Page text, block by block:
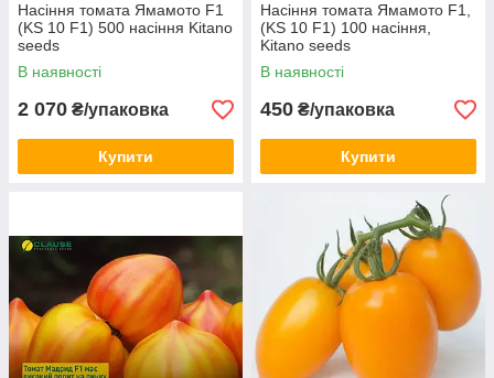
Насіння томата Ямамото F1
(KS 10 F1) 500 насіння Kitano
seeds
В наявності
2 070 ₴/упаковка
Купити
Насіння томата Ямамото F1,
(KS 10 F1) 100 насіння,
Kitano seeds
В наявності
450 ₴/упаковка
Купити